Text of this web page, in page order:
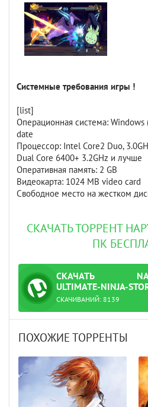
Системные требования игры !
[list]
Операционная система:
date
Процессор: Intel Core2 Duo,
Dual Core 6400+ 3.2GHz и лучше
Оперативная память: 2 GB
Видеокарта: 1024 MB video card
Свободное место на жестком
СКАЧАТЬ ТОРРЕНТ
ПК
СКАЧАТЬ
ТОРРЕНТ
ULTIMATE-NINJA-
XATAB.TORRENT
СКАЧИВАНИЙ: 8139
ПОХОЖИЕ ТОРРЕНТЫ